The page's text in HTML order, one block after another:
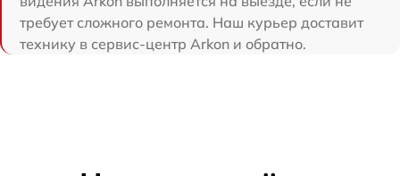
требует сложного ремонта. Наш курьер доставит
технику в сервис-центр Arkon и обратно.